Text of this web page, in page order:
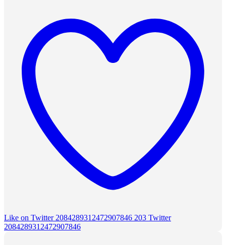
Like on Twitter 2084289312472907846 203 Twitter
2084289312472907846